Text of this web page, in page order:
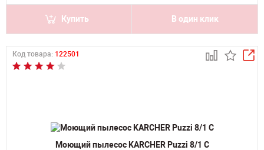
Купить В один клик
Код товара: 122501
Моющий пылесос KARCHER Puzzi 8/1 C